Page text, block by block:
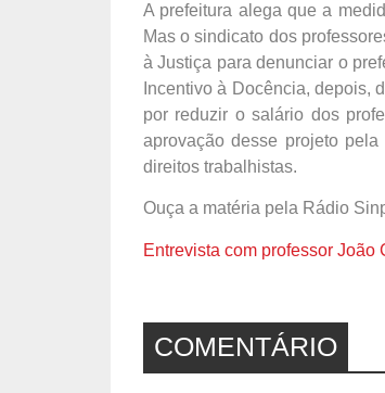
A prefeitura alega que a
Mas o sindicato dos
à Justiça para denunciar o
Incentivo à Docência, depois,
por reduzir o salário dos
aprovação desse projeto
direitos trabalhistas.
Ouça a matéria pela Rádio
Entrevista com professor João
COMENTÁRIO